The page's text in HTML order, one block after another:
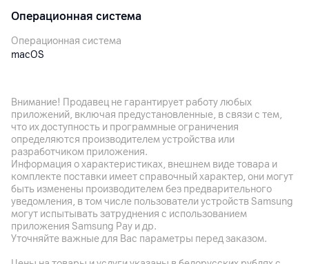
Операционная система
Операционная система
macOS
Процессор
Процессор
Apple M5
Количество ядер
10
Графический ускоритель
10‑ядерный графический процессор
Внимание! Продавец не гарантирует работу любых
приложений, включая предустановленные, в связи с тем,
что их доступность и программные ограничения
определяются производителем устройства или
разработчиком приложения.
Информация о характеристиках, внешнем виде товара и
комплекте поставки имеет справочный характер, они могут
быть изменены производителем без предварительного
уведомления, в том числе пользователи устройств Samsung
могут испытывать затруднения с использованием
приложения Samsung Pay и др.
Уточняйте важные для Вас параметры перед заказом.